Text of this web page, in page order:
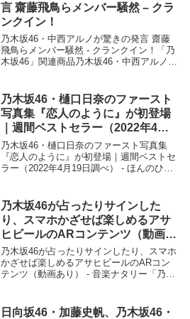
言 齋藤飛鳥らメンバー騒然 – クラ
ンクイン！
乃木坂46・中西アルノが驚きの発言 齋藤
飛鳥らメンバー騒然 - クランクイン！「乃
木坂46」関連商品乃木坂46・中西アルノが
の発言 齋藤飛鳥らメンバー騒然ク...
乃木坂46・樋口日奈のファースト
写真集『恋人のように』が初登場
｜週間ベストセラー（2022年4月
19日調べ） – ほんのひきだし
乃木坂46・樋口日奈のファースト写真集
『恋人のように』が初登場｜週間ベストセ
ラー（2022年4月19日調べ） - ほんのひき
が初登場｜週間ベストセラー（2022...
乃木坂46が占ったりサインした
り、スマホかざせば楽しめるアサ
ヒビールのARコンテンツ（動画あ
り） – 音楽ナタリー
乃木坂46が占ったりサインしたり、スマホ
かざせば楽しめるアサヒビールのARコン
テンツ（動画あり） - 音楽ナタリー「乃木
ールのARコンテンツ（動画あり） - 音...
日向坂46・加藤史帆、乃木坂46・